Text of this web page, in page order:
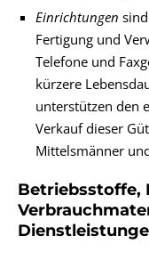
Einrichtungen
Fertigung und
Telefone und
kürzere
unterstützen den
Verkauf dieser
Mittelsmänner
Betriebsstoffe,